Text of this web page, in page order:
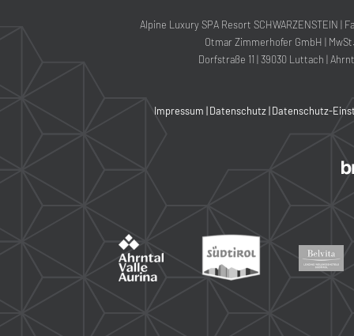
Alpine Luxury SPA Resort SCHWARZENSTEIN |
Otmar Zimmerhofer GmbH |
Dorfstraße 11 | 39030 Luttach |
Impressum |Datenschutz|Datenschutz-